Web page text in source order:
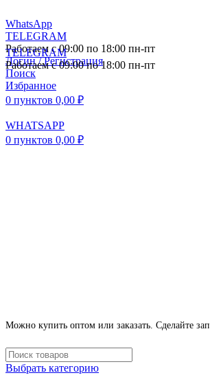
WhatsApp
TELEGRAM
Работаем с 09:00 по 18:00 пн-пт
Логин / Регистрация
Поиск
Избранное
0 пунктов 0,00 ₽
WHATSAPP
0 пунктов 0,00 ₽
TELEGRAM
Работаем с 09:00 по 18:00 пн-пт
Можно купить оптом или заказать. Сделайте
Выбрать категорию